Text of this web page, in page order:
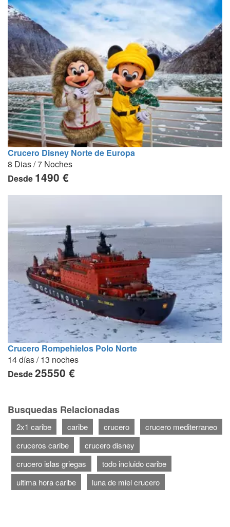
Crucero Disney Norte de Europa
8 Dias / 7 Noches
Desde 1490 €
Crucero Rompehielos Polo Norte
14 días / 13 noches
Desde25550 €
Busquedas Relacionadas
2x1 caribe caribe crucero
crucero mediterraneo
cruceros caribe
crucero disney
crucero islas griegas
todo incluido caribe
ultima hora caribe
luna de miel crucero